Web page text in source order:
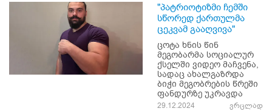
"პატრიოტიზმი ჩემში
სწორედ ქართულმა
ცეკვამ გააღვივა"
ცოტა ხნის წინ
მეგობარმა სოციალურ
ქსელში ვიდეო მაჩვენა,
სადაც ახალგაზრდა
ბიჭი მეგობრების წრეში
ფანდურზე უკრავდა
29.12.2024 ვრცლად